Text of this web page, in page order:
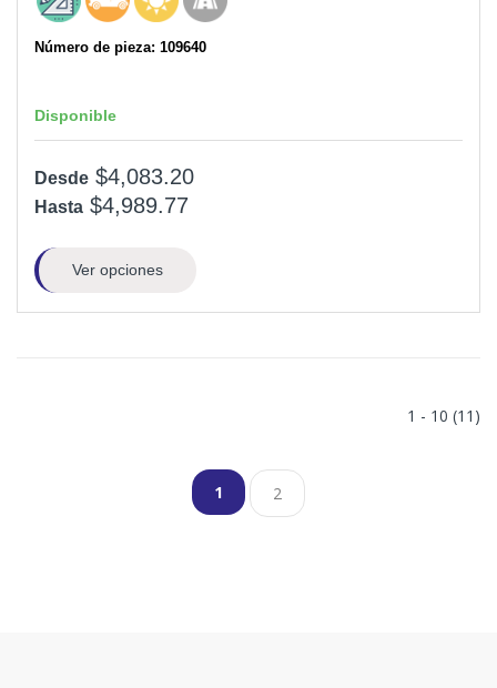
Número de pieza: 109640
Disponible
Desde $4,083.20
Hasta $4,989.77
Ver opciones
1 - 10 (11)
1 2